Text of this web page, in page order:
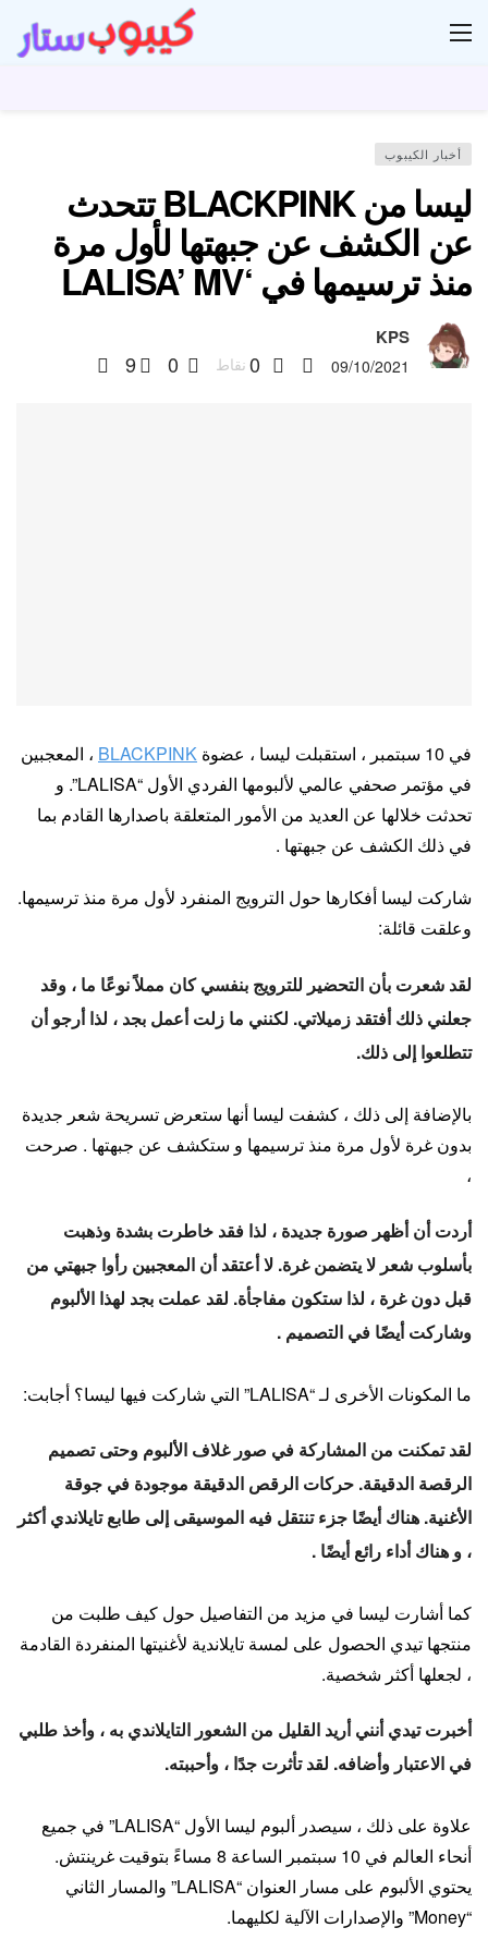
أخبار الكيبوب
ليسا من BLACKPINK تتحدث
عن الكشف عن جبهتها لأول مرة
منذ ترسيمها في ‘LALISA’ MV
KPS
09/10/2021
0 نقاط 0
9
في 10 سبتمبر ، استقبلت ليسا ، عضوة BLACKPINK ، المعجبين
في مؤتمر صحفي عالمي لألبومها الفردي الأول “LALISA”. و
تحدثت خلالها عن العديد من الأمور المتعلقة باصدارها القادم بما
في ذلك الكشف عن جبهتها .
شاركت ليسا أفكارها حول الترويج المنفرد لأول مرة منذ ترسيمها.
وعلقت قائلة:
لقد شعرت بأن التحضير للترويج بنفسي كان مملاً نوعًا ما ، وقد
جعلني ذلك أفتقد زميلاتي. لكنني ما زلت أعمل بجد ، لذا أرجو أن
تتطلعوا إلى ذلك.
بالإضافة إلى ذلك ، كشفت ليسا أنها ستعرض تسريحة شعر جديدة
بدون غرة لأول مرة منذ ترسيمها و ستكشف عن جبهتها . صرحت
،
أردت أن أظهر صورة جديدة ، لذا فقد خاطرت بشدة وذهبت
بأسلوب شعر لا يتضمن غرة. لا أعتقد أن المعجبين رأوا جبهتي من
قبل دون غرة ، لذا ستكون مفاجأة. لقد عملت بجد لهذا الألبوم
وشاركت أيضًا في التصميم .
ما المكونات الأخرى لـ “LALISA” التي شاركت فيها ليسا؟ أجابت:
لقد تمكنت من المشاركة في صور غلاف الألبوم وحتى تصميم
الرقصة الدقيقة. حركات الرقص الدقيقة موجودة في جوقة
الأغنية. هناك أيضًا جزء تنتقل فيه الموسيقى إلى طابع تايلاندي أكثر
، و هناك أداء رائع أيضًا .
كما أشارت ليسا في مزيد من التفاصيل حول كيف طلبت من
منتجها تيدي الحصول على لمسة تايلاندية لأغنيتها المنفردة القادمة
، لجعلها أكثر شخصية.
أخبرت تيدي أنني أريد القليل من الشعور التايلاندي به ، وأخذ طلبي
في الاعتبار وأضافه. لقد تأثرت جدًا ، وأحببته.
علاوة على ذلك ، سيصدر ألبوم ليسا الأول “LALISA” في جميع
أنحاء العالم في 10 سبتمبر الساعة 8 مساءً بتوقيت غرينتش.
يحتوي الألبوم على مسار العنوان “LALISA” والمسار الثاني
“Money” والإصدارات الآلية لكليهما.